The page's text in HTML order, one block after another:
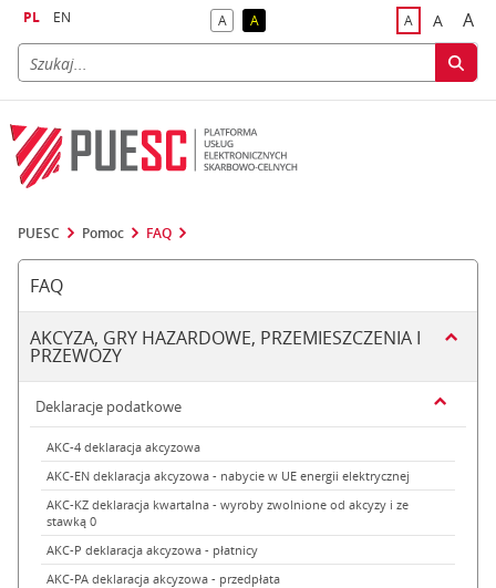
PL EN Akontrast domyślny
Akontrast żółty tekst na czarnym tle
Adomyślna
A A
PUESC Pomoc FAQ
FAQ
AKCYZA, GRY HAZARDOWE, PRZEMIESZCZENIA I
PRZEWOZY
Deklaracje podatkowe
AKC-4 deklaracja akcyzowa
AKC-EN deklaracja akcyzowa - nabycie w UE energii elektrycznej
AKC-KZ deklaracja kwartalna - wyroby zwolnione od akcyzy i ze
stawką 0
AKC-P deklaracja akcyzowa - płatnicy
AKC-PA deklaracja akcyzowa - przedpłata